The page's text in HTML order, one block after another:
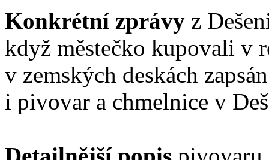
Konkrétní zprávy z
když městečko kupovali v
v zemských deskách
i pivovar a chmelnice v